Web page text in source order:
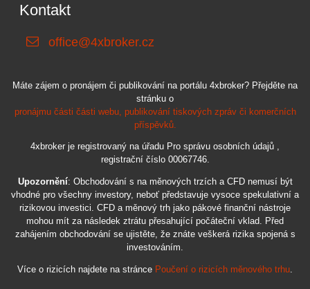
Kontakt
office@4xbroker.cz
Máte zájem o pronájem či publikování na portálu 4xbroker? Přejděte na
stránku o
pronájmu části části webu, publikování tiskových zpráv či komerčních
příspěvků.
4xbroker je registrovaný na úřadu Pro správu osobních údajů ,
registrační číslo 00067746.
Upozornění: Obchodování s na měnových trzích a CFD nemusí být
vhodné pro všechny investory, neboť představuje vysoce spekulativní a
rizikovou investici. CFD a měnový trh jako pákové finanční nástroje
mohou mít za následek ztrátu přesahující počáteční vklad. Před
zahájením obchodování se ujistěte, že znáte veškerá rizika spojená s
investováním.
Více o rizicích najdete na stránce Poučení o rizicích měnového trhu.